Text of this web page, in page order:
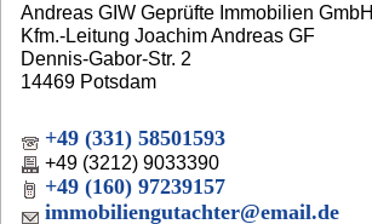
Andreas GIW Geprüfte Immobilien GmbH
Kfm.-Leitung Joachim Andreas GF
Dennis-Gabor-Str. 2
14469 Potsdam
+49 (331) 58501593
+49 (3212) 9033390
+49 (160) 97239157
immobiliengutachter@email.de